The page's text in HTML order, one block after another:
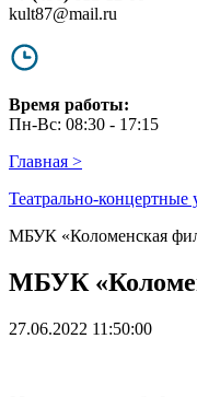
kult87@mail.ru
Время работы:
Пн-Вс: 08:30 - 17:15
Главная >
Театрально-концертные
МБУК «Коломенская
МБУК
27.06.2022 11:50:00